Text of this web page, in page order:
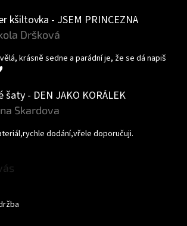
kšiltovka - JSEM PRINCEZNA
produktu je 5 z 5 hvězdiček.
Dršková
krásně sedne a parádní je, že se dá napiš
šaty - DEN JAKO KORÁLEK
produktu je 5 z 5 hvězdiček.
Skardova
dodání,vřele doporučuji.